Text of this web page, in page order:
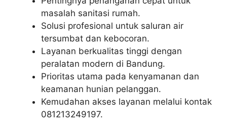
masalah sanitasi rumah.
Solusi profesional untuk saluran air
tersumbat dan kebocoran.
Layanan berkualitas tinggi dengan
peralatan modern di Bandung.
Prioritas utama pada kenyamanan dan
keamanan hunian pelanggan.
Kemudahan akses layanan melalui kontak
081213249197.